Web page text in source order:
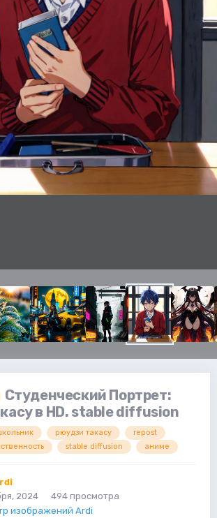
Студенческий Портрет:
в HD. stable diffusion
рюудзи такасу
repost
stable diffusion аниме
2024
494 просмотра
изображений Ardi